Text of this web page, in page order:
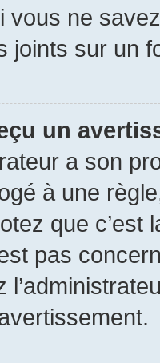
vous ne
joints sur un
un
a son
à une
que c’est
pas